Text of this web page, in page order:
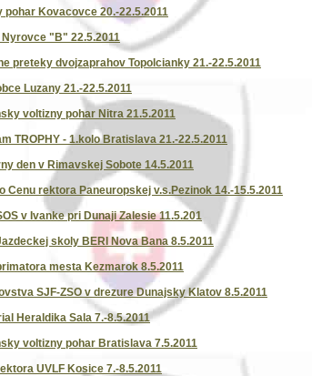
pohar Kovacovce 20.-22.5.2011
Nyrovce "B" 22.5.2011
preteky dvojzaprahov Topolcianky 21.-22.5.2011
Luzany 21.-22.5.2011
voltizny pohar Nitra 21.5.2011
TROPHY - 1.kolo Bratislava 21.-22.5.2011
den v Rimavskej Sobote 14.5.2011
Cenu rektora Paneuropskej v.s.Pezinok 14.-15.5.2011
v Ivanke pri Dunaji Zalesie 11.5.201
skoly BERI Nova Bana 8.5.2011
mesta Kezmarok 8.5.2011
SJF-ZSO v drezure Dunajsky Klatov 8.5.2011
Heraldika Sala 7.-8.5.2011
voltizny pohar Bratislava 7.5.2011
UVLF Kosice 7.-8.5.2011